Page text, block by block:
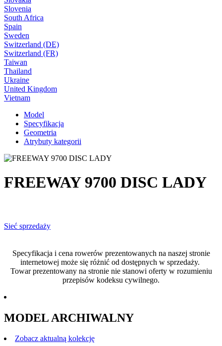
Slovenia
South Africa
Spain
Sweden
Switzerland (DE)
Switzerland (FR)
Taiwan
Thailand
Ukraine
United Kingdom
Vietnam
Model
Specyfikacja
Geometria
Atrybuty kategorii
FREEWAY 9700 DISC LADY
Sieć sprzedaży
Specyfikacja i cena rowerów prezentowanych na naszej stronie
internetowej może się różnić od dostępnych w sprzedaży.
Towar prezentowany na stronie nie stanowi oferty w rozumieniu
przepisów kodeksu cywilnego.
MODEL ARCHIWALNY
Zobacz aktualną kolekcję